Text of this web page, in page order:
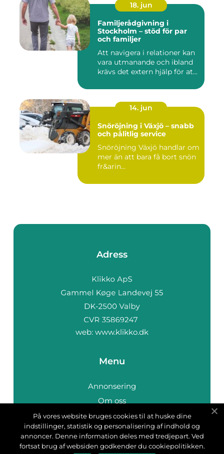
18. jun
Familjerådgivning i
Stockholm – stöd för par
och familjer
Att navigera i relationer kan
vara utmanande och ibland
krävs det extern hjälp för at...
14. jun
Snöröjning i Växjö – snabb
och pålitlig service
Snöröjning Växjö handlar om
mer än att bara få bort snön
fr&arin...
Adress
web: www.klikko.dk
Menu
Annonsering
Om oss
Cookies
Kontakta oss
Sitemap
På vores website bruges cookies til at huske dine
indstillinger, statistik og personalisering af indhold og
annoncer. Denne information deles med tredjepart. Ved
fortsat brug af websiden godkender du cookiepolitikken.